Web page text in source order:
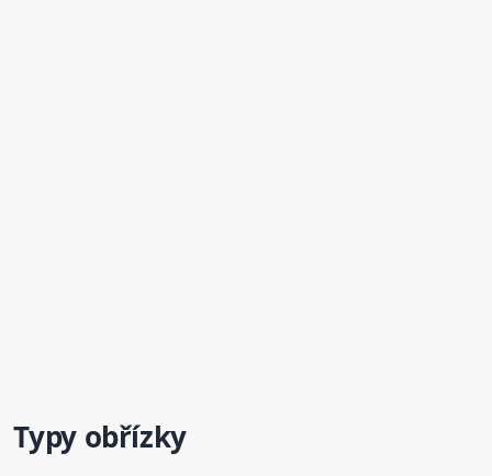
Typy obřízky